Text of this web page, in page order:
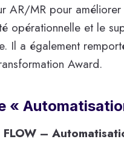
AR/MR pour améliorer
opérationnelle et le
Il a également
Award.
«
FLOW –